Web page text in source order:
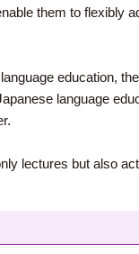
them to flexibly
education,
language
lectures but also